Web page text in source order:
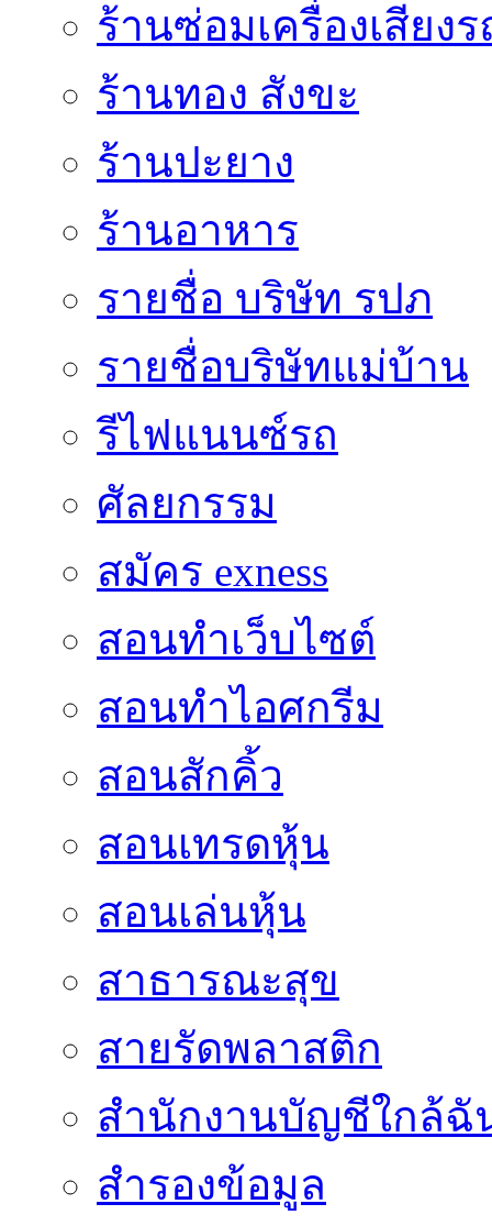
ร้านซ่อมเครื่องเสียง
ร้านทอง สังขะ
ร้านปะยาง
ร้านอาหาร
รายชื่อ บริษัท รปภ
รายชื่อบริษัทแม่บ้าน
รีไฟแนนซ์รถ
ศัลยกรรม
สมัคร exness
สอนทำเว็บไซต์
สอนทำไอศกรีม
สอนสักคิ้ว
สอนเทรดหุ้น
สอนเล่นหุ้น
สาธารณะสุข
สายรัดพลาสติก
สำนักงานบัญชีใกล้ฉั
สำรองข้อมูล